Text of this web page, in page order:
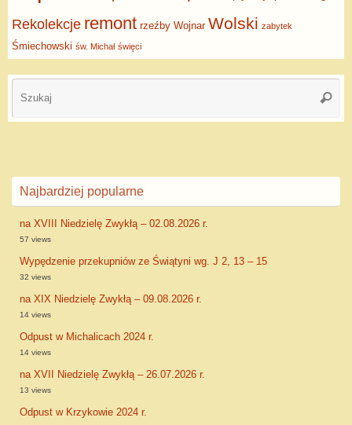
Rekolekcje remont rzeźby Wojnar Wolski zabytek
Śmiechowski św. Michał święci
Najbardziej popularne
na XVIII Niedzielę Zwykłą – 02.08.2026 r.
57 views
Wypędzenie przekupniów ze Świątyni wg. J 2, 13 – 15
32 views
na XIX Niedzielę Zwykłą – 09.08.2026 r.
14 views
Odpust w Michalicach 2024 r.
14 views
na XVII Niedzielę Zwykłą – 26.07.2026 r.
13 views
Odpust w Krzykowie 2024 r.